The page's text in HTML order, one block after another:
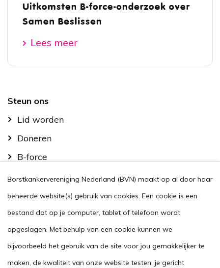
Uitkomsten B-force-onderzoek over
Samen Beslissen
Lees meer
Footer
Steun ons
Lid worden
Doneren
B-force
Kom in actie
Handig
Stel je vraag
Agenda
Voor zorgverleners
Borstkankervereniging Nederland (BVN) maakt op al door haar
beheerde website(s) gebruik van cookies. Een cookie is een
bestand dat op je computer, tablet of telefoon wordt
opgeslagen. Met behulp van een cookie kunnen we
bijvoorbeeld het gebruik van de site voor jou gemakkelijker te
maken, de kwaliteit van onze website testen, je gericht